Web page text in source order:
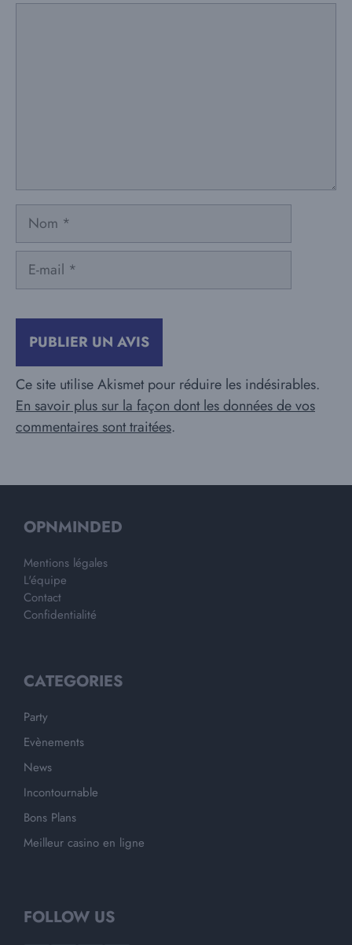
Nom
mail
Ce site utilise Akismet pour réduire les indésirables.
En savoir plus sur la façon dont les données de vos
commentaires sont traitées.
OPNMINDED
Mentions légales
L'équipe
Contact
Confidentialité
CATEGORIES
Party
Evènements
News
Incontournable
Bons Plans
Meilleur casino en ligne
FOLLOW US